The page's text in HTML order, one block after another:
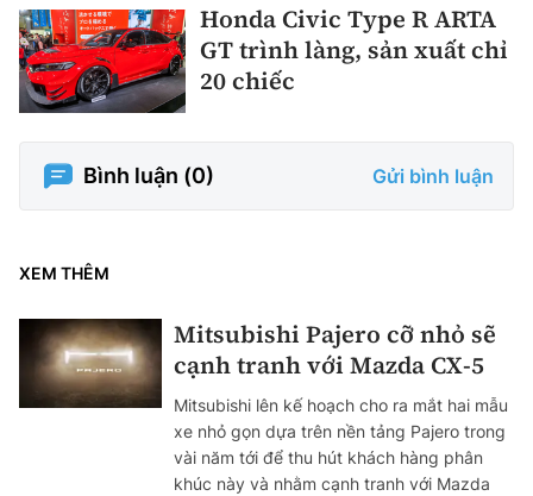
Honda Civic Type R ARTA
GT trình làng, sản xuất chỉ
20 chiếc
Bình luận (0) Gửi bình luận
XEM THÊM
Mitsubishi Pajero cỡ nhỏ sẽ
cạnh tranh với Mazda CX-5
Mitsubishi lên kế hoạch cho ra mắt hai mẫu
xe nhỏ gọn dựa trên nền tảng Pajero trong
vài năm tới để thu hút khách hàng phân
khúc này và nhằm cạnh tranh với Mazda